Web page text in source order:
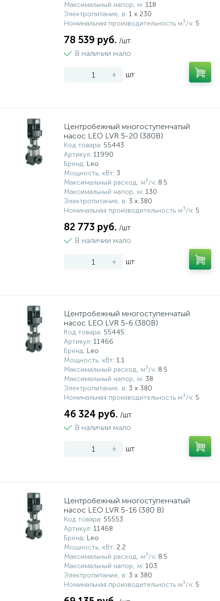
Максимальный напор, м: 118
Электропитание, в: 1 x 230
Номинальная производительность м³/ч: 5
78 539 руб. /шт
В наличии мало
- + шт
Центробежный многоступенчатый
насос LEO LVR 5-20 (380В)
Код товара: 55443
Артикул: 11990
Бренд: Leo
Мощность, кВт: 3
Максимальный расход, м³/ч: 8.5
Максимальный напор, м: 130
Электропитание, в: 3 х 380
Номинальная производительность м³/ч: 5
82 773 руб. /шт
В наличии мало
- + шт
Центробежный многоступенчатый
насос LEO LVR 5-6 (380В)
Код товара: 55445
Артикул: 11466
Бренд: Leo
Мощность, кВт: 1.1
Максимальный расход, м³/ч: 8.5
Максимальный напор, м: 38
Электропитание, в: 3 х 380
Номинальная производительность м³/ч: 5
46 324 руб. /шт
В наличии мало
- + шт
Центробежный многоступенчатый
насос LEO LVR 5-16 (380 В)
Код товара: 55553
Артикул: 11468
Бренд: Leo
Мощность, кВт: 2.2
Максимальный расход, м³/ч: 8.5
Максимальный напор, м: 103
Электропитание, в: 3 х 380
Номинальная производительность м³/ч: 5